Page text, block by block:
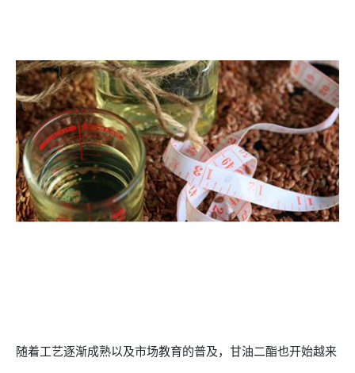
随着工艺逐渐成熟以及市场教育的普及，甘油二酯也开始越来